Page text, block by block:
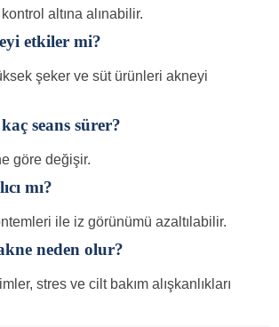
altına alınabilir.
etkiler mi?
şeker ve süt ürünleri akneyi
seans sürer?
göre değişir.
mı?
ile iz görünümü azaltılabilir.
neden olur?
stres ve cilt bakım alışkanlıkları